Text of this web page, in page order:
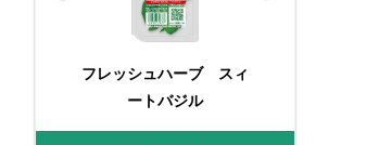
フレッシュハーブ スィ
ートバジル